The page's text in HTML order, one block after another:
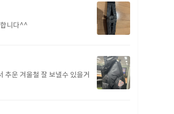
니다^^
추운 겨울철 잘 보낼수 있을거